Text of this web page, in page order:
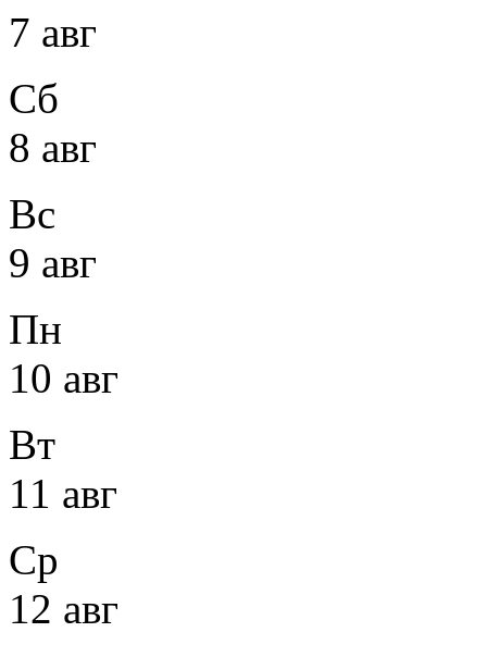
7 авг
Сб
8 авг
Вс
9 авг
Пн
10 авг
Вт
11 авг
Ср
12 авг